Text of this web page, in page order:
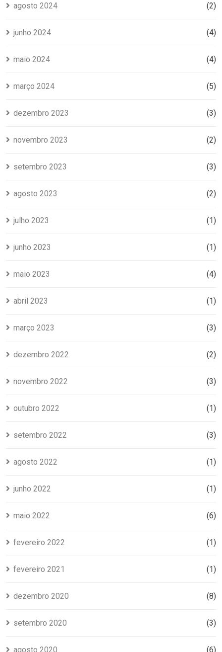
agosto 2024 (2)
junho 2024 (4)
maio 2024 (4)
março 2024 (5)
dezembro 2023 (3)
novembro 2023 (2)
setembro 2023 (3)
agosto 2023 (2)
julho 2023 (1)
junho 2023 (1)
maio 2023 (4)
abril 2023 (1)
março 2023 (3)
dezembro 2022 (2)
novembro 2022 (3)
outubro 2022 (1)
setembro 2022 (3)
agosto 2022 (1)
junho 2022 (1)
maio 2022 (6)
fevereiro 2022 (1)
fevereiro 2021 (1)
dezembro 2020 (8)
setembro 2020 (3)
agosto 2020 (6)